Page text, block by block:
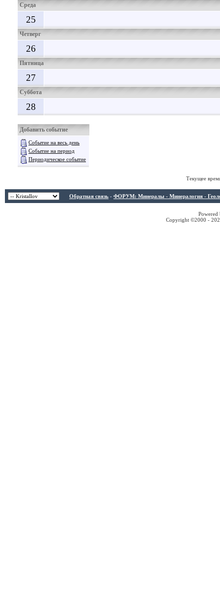
Среда
25
Четверг
26
Пятница
27
Суббота
28
Добавить событие
Событие на весь день
Событие на период
Периодическое событие
Текущее
Обратная связь - ФОРУМ: Минералы - Минералогия -
Copyright ©2000 -